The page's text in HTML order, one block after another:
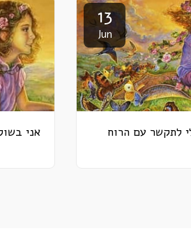
13
Jun
לתקשר עם הרוח אני